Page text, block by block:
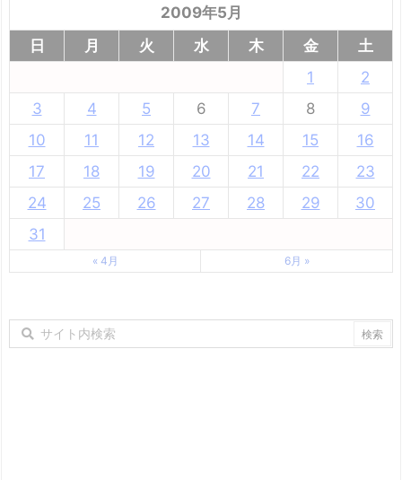
2009年5月
日
月 火 水 木 金
土
1
2
3
4 5 6 7 8
9
10
11 12 13 14 15
16
17
18 19 20 21 22
23
24
25 26 27 28 29
30
31
« 4月 6月 »